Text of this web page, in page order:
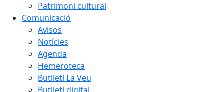
Patrimoni cultural
Comunicació
Avisos
Notícies
Agenda
Hemeroteca
Butlletí La Veu